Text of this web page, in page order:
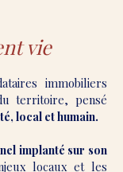
vie
immobiliers
territoire, pensé
local et humain.
implanté sur son
locaux et les